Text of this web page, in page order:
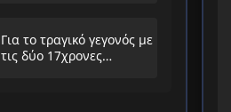
Για το τραγικό γεγονός με
τις δύο 17χρονες